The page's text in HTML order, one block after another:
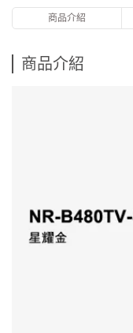
商品介紹
商品介紹